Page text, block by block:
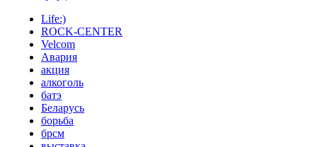
Life:)
ROCK-CENTER
Velcom
Авария
акция
алкоголь
батэ
Беларусь
борьба
брсм